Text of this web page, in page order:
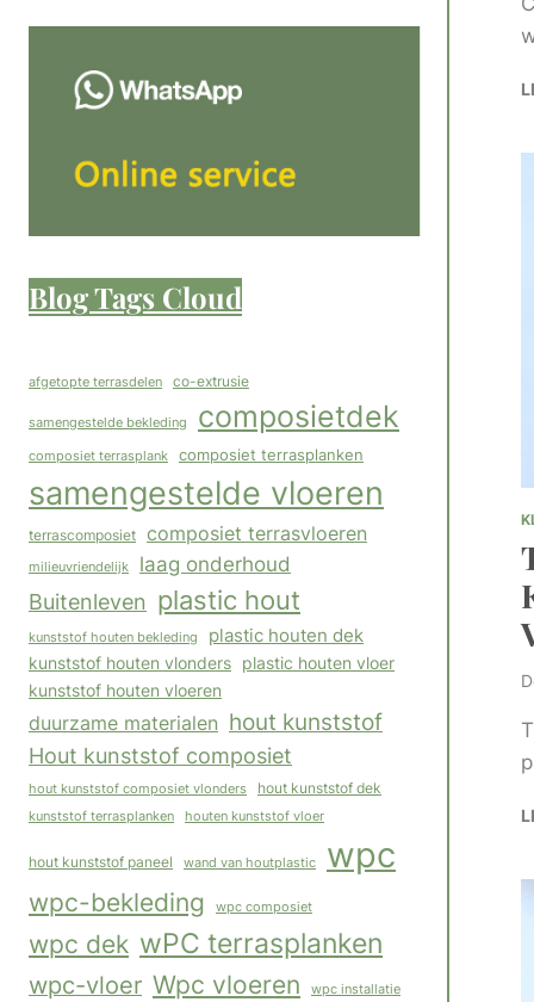
Blog Tags Cloud
afgetopte terrasdelen co-extrusie
samengestelde bekleding composietdek
composiet terrasplank composiet terrasplanken
samengestelde vloeren
terrascomposiet composiet terrasvloeren
milieuvriendelijk laag onderhoud
Buitenleven plastic hout
kunststof houten bekleding plastic houten dek
kunststof houten vlonders
plastic houten vloer
kunststof houten vloeren
duurzame materialen hout kunststof
Hout kunststof composiet
hout kunststof composiet vlonders hout kunststof dek
kunststof terrasplanken houten kunststof vloer
hout kunststof paneel wand van houtplastic wpc
wpc-bekleding wpc composiet
wpc dek wPC terrasplanken
wpc-vloer Wpc vloeren wpc installatie